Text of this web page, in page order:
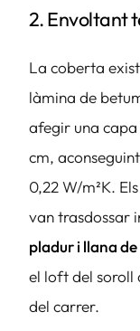
2. Envoltant
La coberta
làmina de
afegir una capa
cm,
0,22 W/m²K.
van trasdossar
pladur i llana
el loft del soroll
del carrer.